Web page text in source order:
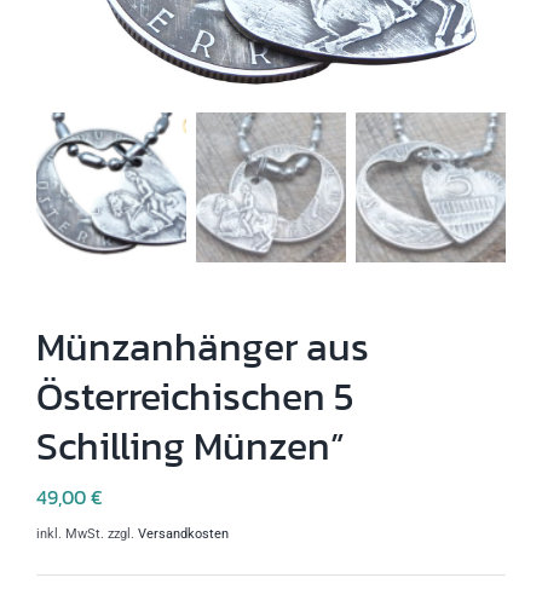
Münzanhänger aus
Österreichischen 5
Schilling Münzen”
49,00€
inkl. MwSt. zzgl. Versandkosten